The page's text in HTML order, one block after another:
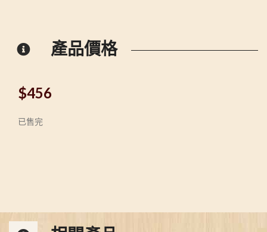
產品價格
$456
已售完